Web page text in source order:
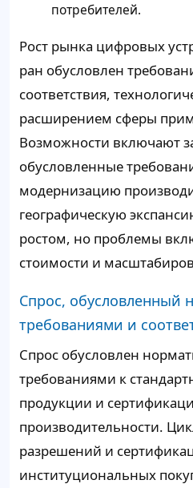
потребителей.
Рост рынка цифровых
ран обусловлен
соответствия,
расширением сферы
Возможности включают
обусловленные
модернизацию
географическую
ростом, но проблемы
стоимости и
Спрос, обусловленный
требованиями и
Спрос обусловлен
требованиями к
продукции и
производительности.
разрешений и
институциональных